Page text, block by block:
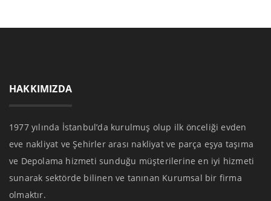
HAKKIMIZDA
1977 yılında İstanbul’da kurulmuş olup ilk önceliği evden
eve nakliyat ve Şehirler arası nakliyat ve parça eşya taşıma
ve Depolama hizmeti sunduğu müşterilerine en iyi hizmeti
sunarak sektörde bilinen ve tanınan Kurumsal bir firma
olmaktır.